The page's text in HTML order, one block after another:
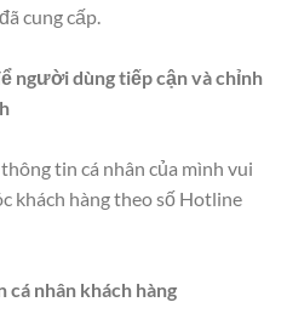
cung cấp.
người dùng tiếp cận và chỉnh
tin cá nhân của mình vui
khách hàng theo số Hotline
cá nhân khách hàng